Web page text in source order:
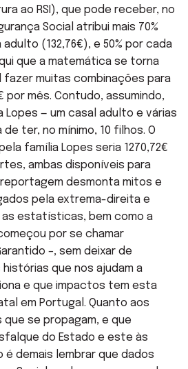
ao RSI), que pode receber, no
Social atribui mais 70%
(132,76€), e 50% por cada
que a matemática se torna
fazer muitas combinações para
por mês. Contudo, assumindo,
Lopes — um casal adulto e várias
ter, no mínimo, 10 filhos. O
família Lopes seria 1270,72€
ambas disponíveis para
desmonta mitos e
pela extrema-direita e
as estatísticas, bem como a
por se chamar
–, sem deixar de
que nos ajudam a
e que impactos tem esta
em Portugal. Quanto aos
se propagam, e que
do Estado e este às
é demais lembrar que dados